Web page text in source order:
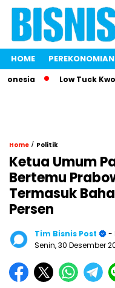
HOME PEREKONOMIAN
Low Tuck
Home / Politik
Ketua Umum
Bertemu
Termasuk
Persen
Tim Bisnis Post
-
Senin, 30 Desember